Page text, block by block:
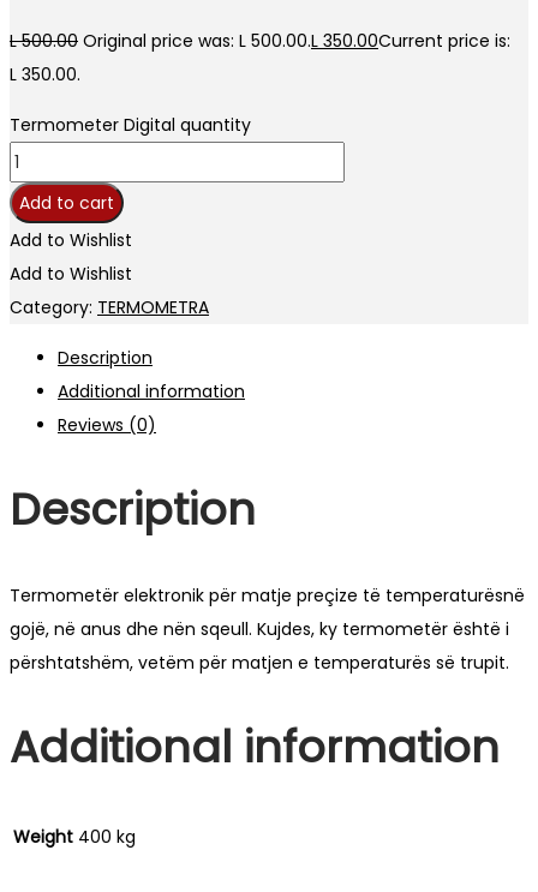
L500.00 Original price was: L 500.00.L 350.00Current price is:
L 350.00.
Termometer Digital quantity
Add to cart
Add to Wishlist
Add to Wishlist
Category: TERMOMETRA
Description
Additional information
Reviews (0)
Description
Termometër elektronik për matje preçize të temperaturësnë
gojë, në anus dhe nën sqeull. Kujdes, ky termometër është i
përshtatshëm, vetëm për matjen e temperaturës së trupit.
Additional information
Weight 400 kg